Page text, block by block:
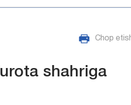
Chop
shahriga